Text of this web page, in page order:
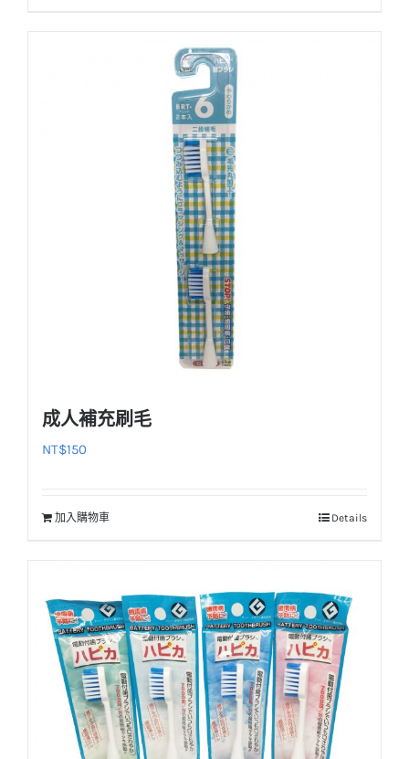
成人補充刷毛
NT$150
加入購物車 Details